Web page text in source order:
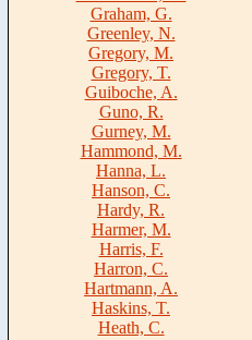
Graham, G.
Greenley, N.
Gregory, M.
Gregory, T.
Guiboche, A.
Guno, R.
Gurney, M.
Hammond, M.
Hanna, L.
Hanson, C.
Hardy, R.
Harmer, M.
Harris, F.
Harron, C.
Hartmann, A.
Haskins, T.
Heath, C.